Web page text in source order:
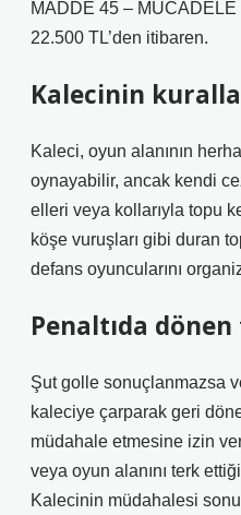
MADDE 45 –
22.500 TL’den itibaren.
Kalecinin
Kaleci, oyun alanının
oynayabilir, ancak kendi
elleri veya kollarıyla topu
köşe vuruşları gibi duran
defans oyuncularını
Penaltıda
Şut golle sonuçlanmazsa
kaleciye çarparak geri
müdahale etmesine izin
veya oyun alanını terk
Kalecinin müdahalesi